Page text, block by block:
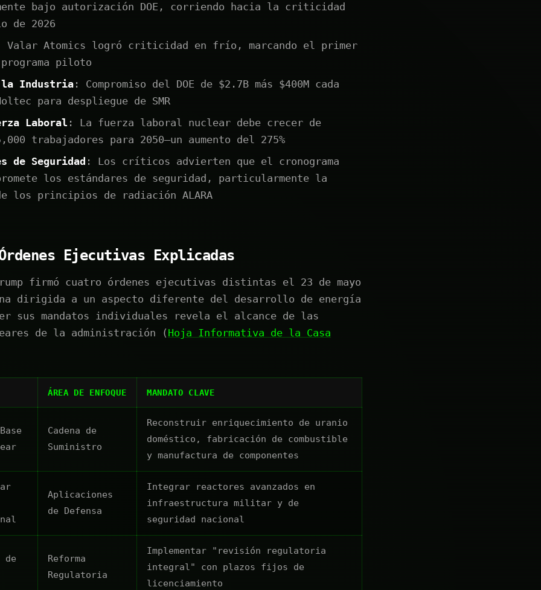
bajo autorización DOE, corriendo hacia la criticidad
de 2026
Valar Atomics logró criticidad en frío, marcando el primer
piloto
la Industria : Compromiso del DOE de $2.7B más $400M cada
para despliegue de SMR
Laboral : La fuerza laboral nuclear debe crecer de
trabajadores para 2050—un aumento del 275%
de Seguridad : Los críticos advierten que el cronograma
los estándares de seguridad, particularmente la
los principios de radiación ALARA
Ejecutivas Explicadas
firmó cuatro órdenes ejecutivas distintas el 23 de mayo
dirigida a un aspecto diferente del desarrollo de energía
sus mandatos individuales revela el alcance de las
de la administración ( Hoja Informativa de la Casa
ÁREA DE ENFOQUE MANDATO CLAVE
Cadena de
Suministro
Reconstruir enriquecimiento de uranio
doméstico, fabricación de combustible
y manufactura de componentes
Aplicaciones
de Defensa
Integrar reactores avanzados en
infraestructura militar y de
seguridad nacional
de
Reforma
Regulatoria
Implementar "revisión regulatoria
integral" con plazos fijos de
licenciamiento